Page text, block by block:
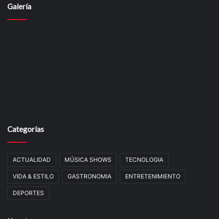
Galería
Categorías
ACTUALIDAD MÚSICA SHOWS TECNOLOGIA
VIDA & ESTILO GASTRONOMIA ENTRETENIMIENTO
DEPORTES